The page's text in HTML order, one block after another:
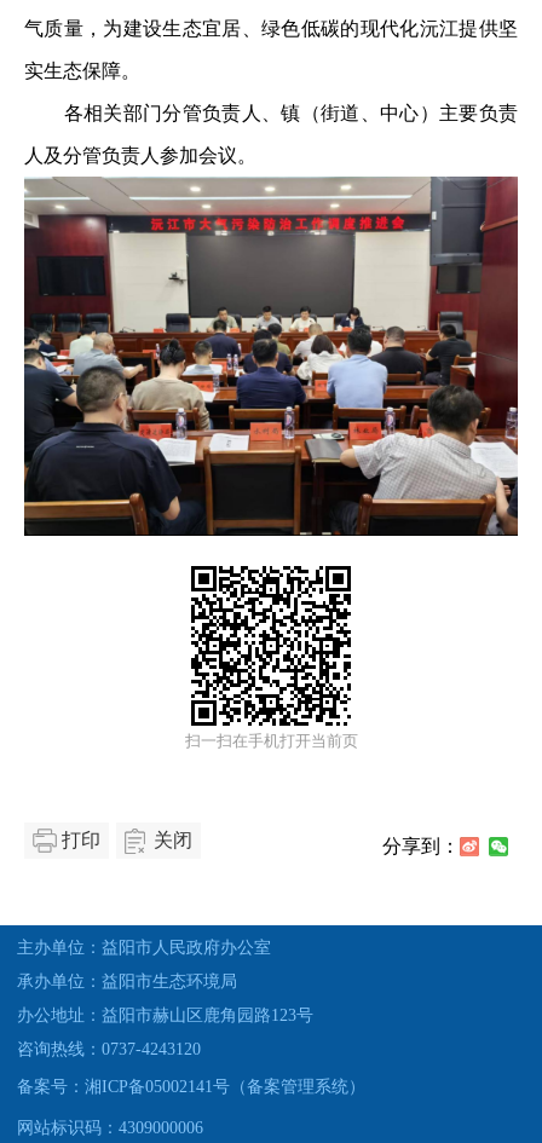
气质量，为建设生态宜居、绿色低碳的现代化沅江提供坚
实生态保障。
各相关部门分管负责人、镇（街道、中心）主要负责
人及分管负责人参加会议。
扫一扫在手机打开当前页
打印 关闭 分享到：
主办单位：益阳市人民政府办公室
承办单位：益阳市生态环境局
办公地址：益阳市赫山区鹿角园路123号
咨询热线：0737-4243120
备案号：湘ICP备05002141号（备案管理系统）
网站标识码：4309000006